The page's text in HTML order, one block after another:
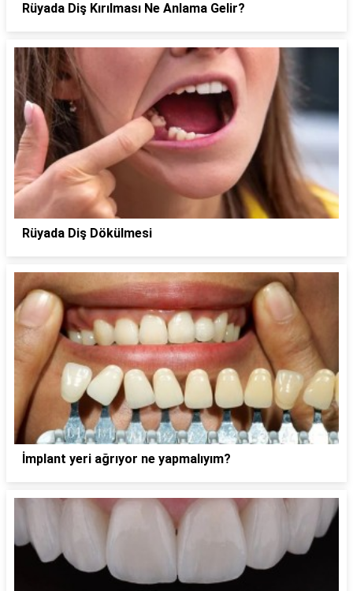
Rüyada Diş Kırılması Ne Anlama Gelir?
Rüyada Diş Dökülmesi
İmplant yeri ağrıyor ne yapmalıyım?